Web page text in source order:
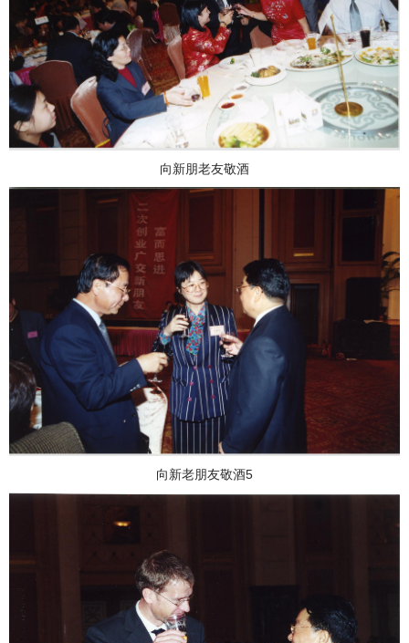
向新朋老友敬酒
向新老朋友敬酒5